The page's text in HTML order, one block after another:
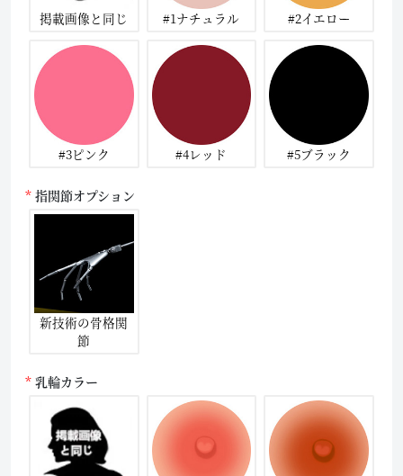
掲載画像と同じ #1ナチュラル #2イエロー
#3ピンク #4レッド #5ブラック
指関節オプション
新技術の骨格関
節
乳輪カラー